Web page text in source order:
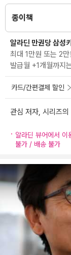
종이책
알라딘 만권당 삼성
최대 1만원 또는 2
발급월 +1개월까지
카드/간편결제 할인
관심 저자, 시리즈
알라딘 뷰어에서
불가 / 배송 불가